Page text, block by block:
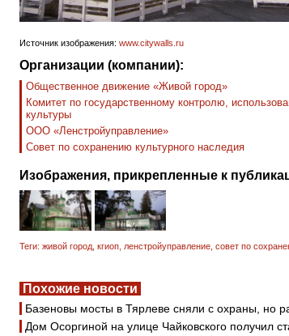
Источник изображения: www.citywalls.ru
Организации (компании):
Общественное движение «Живой город»
Комитет по государственному контролю,
культуры
ООО «Ленстройуправление»
Совет по сохранению культурного наследия
Изображения, прикрепленные к
Теги: живой город кгиоп ленстройуправление совет по
Похожие новости
Базеновы мосты в Тярлеве сняли с охраны, но
Дом Осоргиной на улице Чайковского получил